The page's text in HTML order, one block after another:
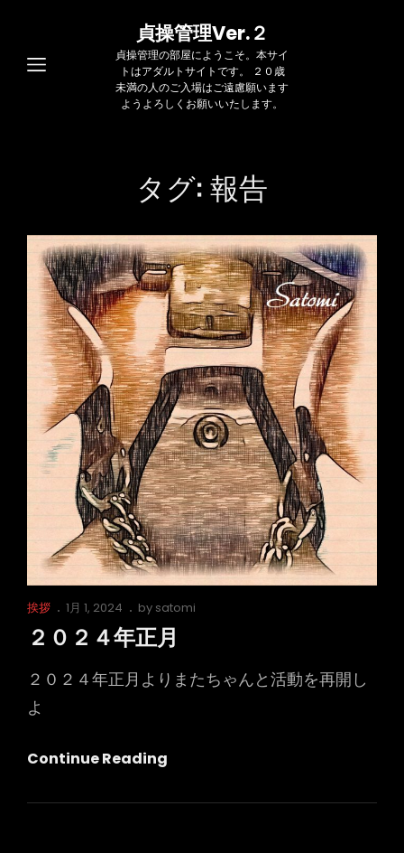
貞操管理Ver.２
貞操管理の部屋にようこそ。本サイ
トはアダルトサイトです。 ２０歳
未満の人のご入場はご遠慮願います
ようよろしくお願いいたします。
タグ:報告
Cat
Links
挨拶
Posted
on
1月 1, 2024 by satomi
２０２４年正月
２０２４年正月よりまたちゃんと活動を再開し
よ
Continue Reading
２